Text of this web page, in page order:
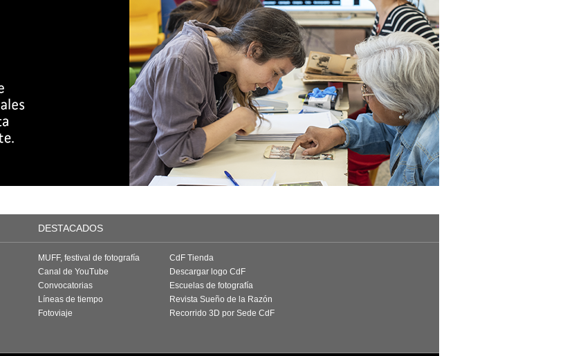
DESTACADOS
MUFF, festival de fotografía
Canal de YouTube
Convocatorias
Líneas de tiempo
Fotoviaje
CdF Tienda
Descargar logo CdF
Escuelas de fotografía
Revista Sueño de la Razón
Recorrido 3D por Sede CdF